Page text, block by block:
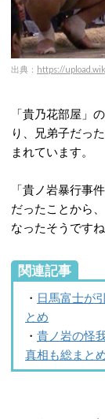
出典： https://
「貴乃花部屋」
り、兄弟子だっ
まれています。
「貴ノ岩暴行事
だったことから
なったそうですね
関連記事
・ 日馬富士が
とめ
・ 貴ノ岩の怪
真相も総まと